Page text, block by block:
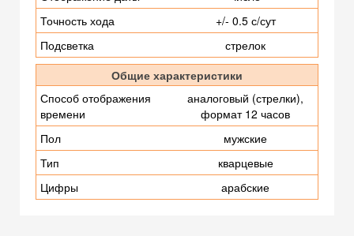
Точность хода
+/- 0.5 с/сут
Подсветка
стрелок
Общие характеристики
Способ отображения
времени
аналоговый (стрелки),
формат 12 часов
Пол
мужские
Тип
кварцевые
Цифры
арабские